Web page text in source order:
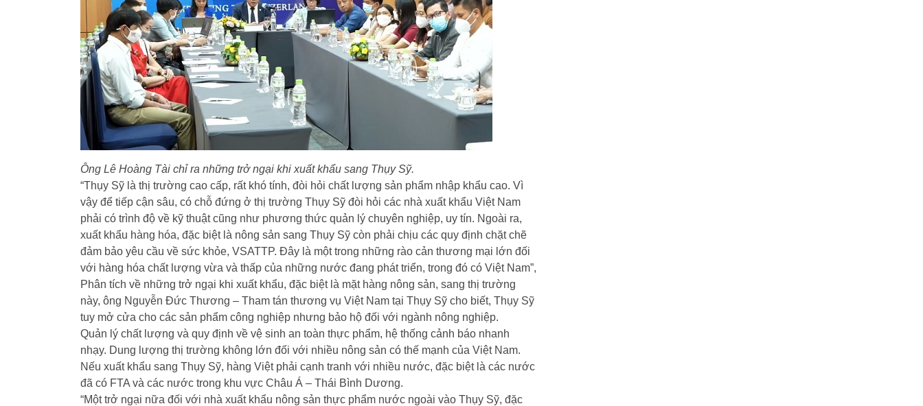
Ông Lê Hoàng Tài chỉ ra những trở ngại khi xuất khẩu sang Thụy Sỹ.
“Thụy Sỹ là thị trường cao cấp, rất khó tính, đòi hỏi chất lượng sản phẩm nhập khẩu cao. Vì
vậy để tiếp cận sâu, có chỗ đứng ở thị trường Thụy Sỹ đòi hỏi các nhà xuất khẩu Việt Nam
phải có trình độ về kỹ thuật cũng như phương thức quản lý chuyên nghiệp, uy tín. Ngoài ra,
xuất khẩu hàng hóa, đặc biệt là nông sản sang Thụy Sỹ còn phải chịu các quy định chặt chẽ
đảm bảo yêu cầu về sức khỏe, VSATTP. Đây là một trong những rào cản thương mại lớn đối
với hàng hóa chất lượng vừa và thấp của những nước đang phát triển, trong đó có Việt Nam”,
Phân tích về những trở ngại khi xuất khẩu, đặc biệt là mặt hàng nông sản, sang thị trường
này, ông Nguyễn Đức Thương – Tham tán thương vụ Việt Nam tại Thụy Sỹ cho biết, Thụy Sỹ
tuy mở cửa cho các sản phẩm công nghiệp nhưng bảo hộ đối với ngành nông nghiệp.
Quản lý chất lượng và quy định về vệ sinh an toàn thực phẩm, hệ thống cảnh báo nhanh
nhạy. Dung lượng thị trường không lớn đối với nhiều nông sản có thế mạnh của Việt Nam.
Nếu xuất khẩu sang Thụy Sỹ, hàng Việt phải cạnh tranh với nhiều nước, đặc biệt là các nước
đã có FTA và các nước trong khu vực Châu Á – Thái Bình Dương.
“Một trở ngại nữa đối với nhà xuất khẩu nông sản thực phẩm nước ngoài vào Thụy Sỹ, đặc